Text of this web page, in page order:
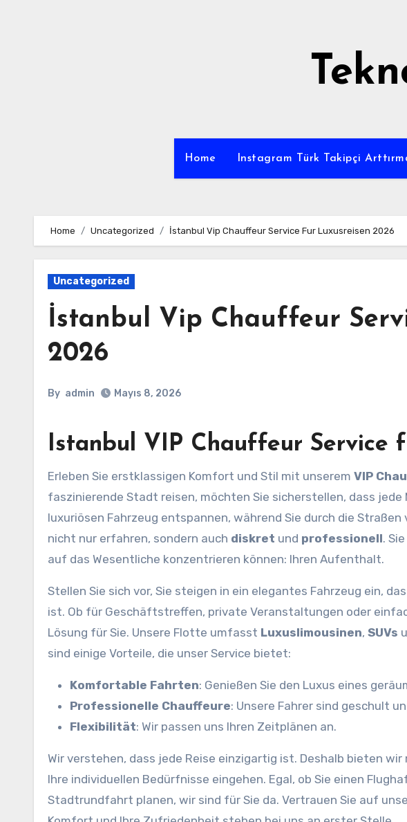
Home Instagram Türk Takipçi
Home Uncategorized İstanbul Vip Chauffeur Service Fur Luxusreisen 2026
Uncategorized
İstanbul Vip Chauffeur
2026
By admin Mayıs 8, 2026
Istanbul VIP Chauffeur Service
Erleben Sie erstklassigen Komfort und Stil mit unserem VIP
faszinierende Stadt reisen, möchten Sie sicherstellen, dass
luxuriösen Fahrzeug entspannen, während Sie durch die
nicht nur erfahren, sondern auch diskret und professionell.
auf das Wesentliche konzentrieren können: Ihren Aufenthalt.
Stellen Sie sich vor, Sie steigen in ein elegantes Fahrzeug ein,
ist. Ob für Geschäftstreffen, private Veranstaltungen oder
Lösung für Sie. Unsere Flotte umfasst Luxuslimousinen, SUVs
sind einige Vorteile, die unser Service bietet:
Komfortable Fahrten: Genießen Sie den Luxus eines
Professionelle Chauffeure: Unsere Fahrer sind geschult
Flexibilität: Wir passen uns Ihren Zeitplänen an.
Wir verstehen, dass jede Reise einzigartig ist. Deshalb bieten
Ihre individuellen Bedürfnisse eingehen. Egal, ob Sie einen
Stadtrundfahrt planen, wir sind für Sie da. Vertrauen Sie auf